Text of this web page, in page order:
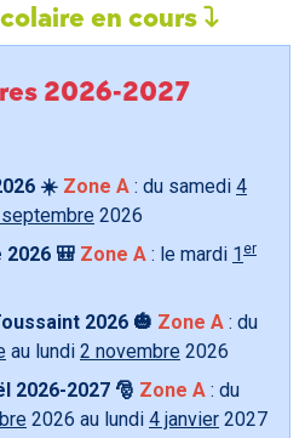
en cours
2026-2027
☀️ Zone A : du samedi 4
septembre 2026
🎒 Zone A : le mardi 1 er
2026 🎃 Zone A : du
au lundi 2 novembre 2026
2026-2027 🎅 Zone A : du
2026 au lundi 4 janvier 2027